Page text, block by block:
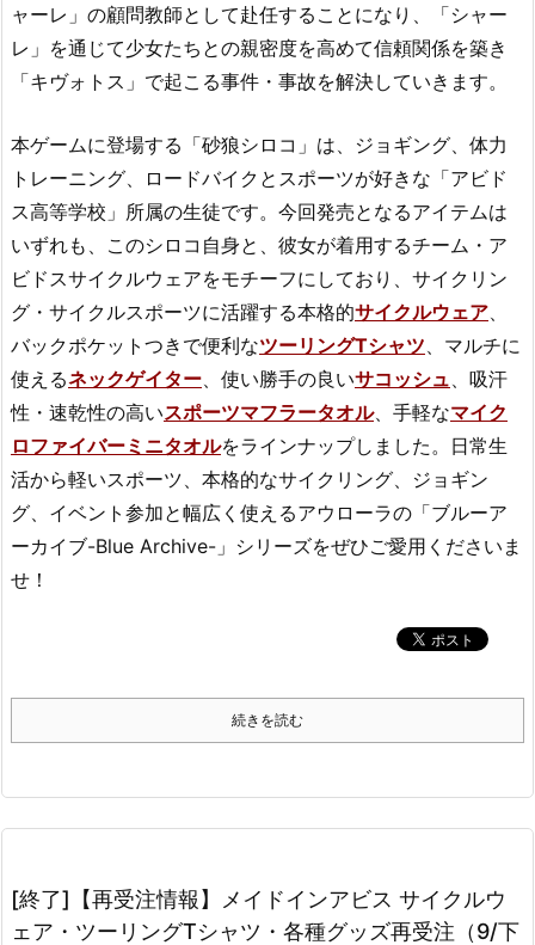
ャーレ」の顧問教師として赴任することになり、「シャー
レ」を通じて少女たちとの親密度を高めて信頼関係を築き
「キヴォトス」で起こる事件・事故を解決していきます。
本ゲームに登場する「砂狼シロコ」は、ジョギング、体力
トレーニング、ロードバイクとスポーツが好きな「アビド
ス高等学校」所属の生徒です。今回発売となるアイテムは
いずれも、このシロコ自身と、彼女が着用するチーム・ア
ビドスサイクルウェアをモチーフにしており、サイクリン
グ・サイクルスポーツに活躍する本格的サイクルウェア、
バックポケットつきで便利なツーリングTシャツ、マルチに
使えるネックゲイター、使い勝手の良いサコッシュ、吸汗
性・速乾性の高いスポーツマフラータオル、手軽なマイク
ロファイバーミニタオルをラインナップしました。日常生
活から軽いスポーツ、本格的なサイクリング、ジョギン
グ、イベント参加と幅広く使えるアウローラの「ブルーア
ーカイブ-Blue Archive-」シリーズをぜひご愛用くださいま
せ！
続きを読む
[終了]【再受注情報】メイドインアビス サイクルウ
ェア・ツーリングTシャツ・各種グッズ再受注（9/下